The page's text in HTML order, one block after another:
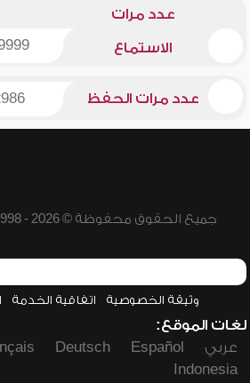
عدد مرات
الاستماع
عدد مرات الحفظ
جميع الحقوق محفوظة © 2026 - 1998 لشبكة إسلام ويب
وثيقة الخصوصية اتفاقية الخدمة
لغات الموقع:
عربي
Español
Deutsch
Indonesia